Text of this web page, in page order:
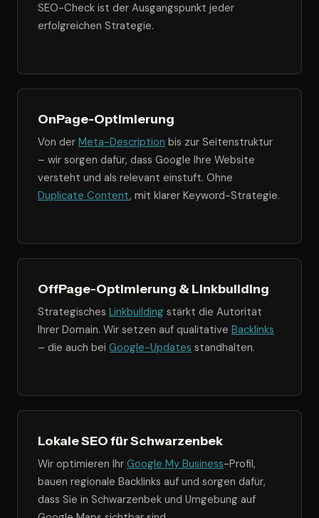
SEO-Check ist der Ausgangspunkt jeder
erfolgreichen Strategie.
OnPage-Optimierung
Von der Meta-Description bis zur Seitenstruktur
– wir sorgen dafür, dass Google Ihre Website
versteht und als relevant einstuft. Ohne
Duplicate Content, mit klarer Keyword-Strategie.
OffPage-Optimierung & Linkbuilding
Strategisches Linkbuilding stärkt die Autorität
Ihrer Domain. Wir setzen auf qualitative Backlinks
– die auch bei Google-Updates standhalten.
Lokale SEO für Schwarzenbek
Wir optimieren Ihr Google My Business-Profil,
bauen regionale Backlinks auf und sorgen dafür,
dass Sie in Schwarzenbek und Umgebung auf